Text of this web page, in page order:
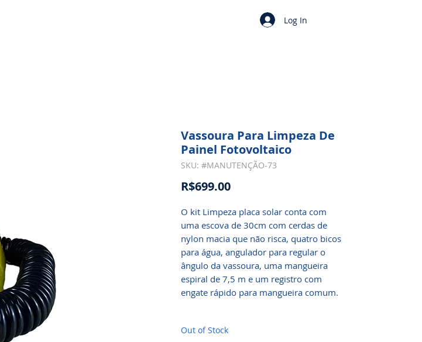
Log In
Vassoura Para Limpeza De
Painel Fotovoltaico
SKU: #MANUTENÇÃO-73
R$699.00Price
O kit Limpeza placa solar conta com
uma escova de 30cm com cerdas de
nylon macia que não risca, quatro bicos
para água, angulador para regular o
ângulo da vassoura, uma mangueira
espiral de 7,5 m e um registro com
engate rápido para mangueira comum.
Out of Stock